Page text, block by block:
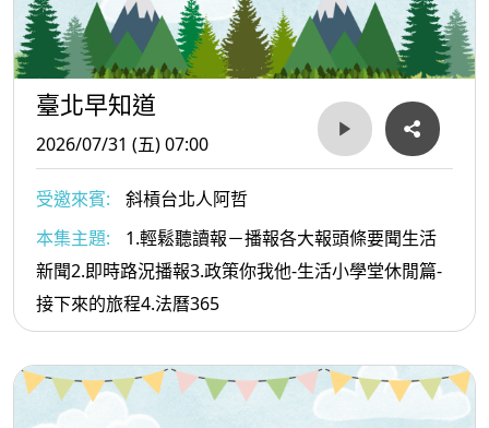
臺北早知道
2026/07/31 (五) 07:00
受邀來賓:
斜槓台北人阿哲
本集主題:
1.輕鬆聽讀報－播報各大報頭條要聞生活
新聞2.即時路況播報3.政策你我他-生活小學堂休閒篇-
接下來的旅程4.法曆365